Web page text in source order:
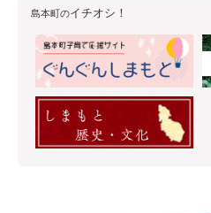
島本町のイチオシ！